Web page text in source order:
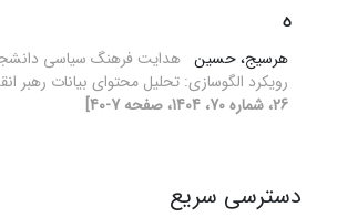
ه
هرسیج، حسین هدایت فرهنگ سیاسی
رویکرد الگوسازی: تحلیل محتوای بیانات رهبر
26، شماره 70، 1404، صفحه 7-40]
دسترسی سریع